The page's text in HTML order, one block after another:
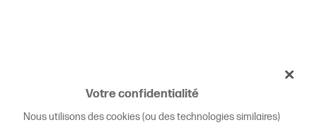
Votre confidentialité
Nous utilisons des cookies (ou des technologies similaires)